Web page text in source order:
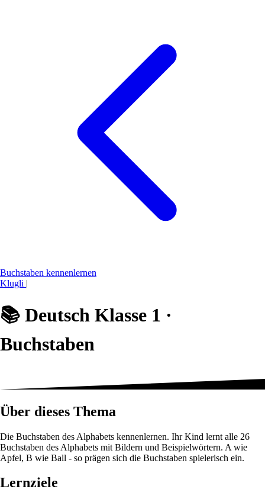
Buchstaben kennenlernen
Klugli |
📚 Deutsch Klasse 1 ·
Buchstaben
Über dieses Thema
Die Buchstaben des Alphabets kennenlernen. Ihr Kind lernt alle 26
Buchstaben des Alphabets mit Bildern und Beispielwörtern. A wie
Apfel, B wie Ball - so prägen sich die Buchstaben spielerisch ein.
Lernziele